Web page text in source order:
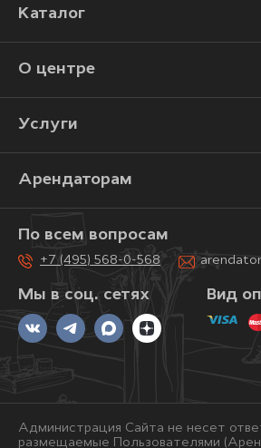
Каталог
О центре
Услуги
Арендаторам
Мы в соц. сетях
По всем вопросам
+7 (495) 568-0-568
Вид
Администрация Сайта не несет
размещаемые Пользователями